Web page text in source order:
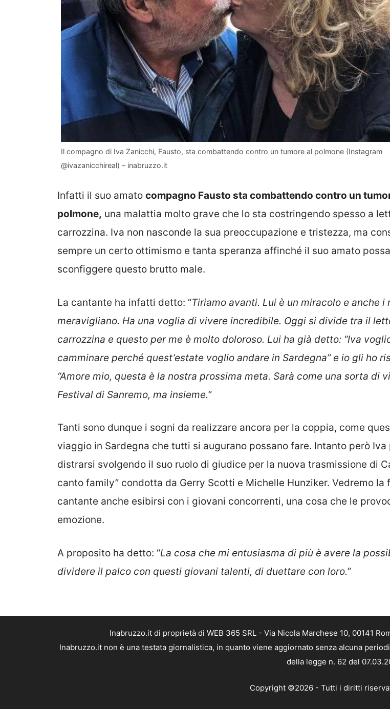
Il compagno di Iva Zanicchi, Fausto, sta combattendo contro un tumore al polmone (Instagram
@ivazanicchireal) – inabruzzo.it
Infatti il suo amato compagno Fausto sta combattendo contro un
polmone, una malattia molto grave che lo sta costringendo spesso a
carrozzina. Iva non nasconde la sua preoccupazione e tristezza, ma
sempre un certo ottimismo e tanta speranza affinché il suo amato possa
sconfiggere questo brutto male.
La cantante ha infatti detto: “Tiriamo avanti. Lui è un miracolo e anche i
meravigliano. Ha una voglia di vivere incredibile. Oggi si divide tra il
carrozzina e questo per me è molto doloroso. Lui ha già detto: “Iva
camminare perché quest’estate voglio andare in Sardegna” e io gli ho
“Amore mio, questa è la nostra prossima meta. Sarà come una sorta di
Festival di Sanremo, ma insieme.”
Tanti sono dunque i sogni da realizzare ancora per la coppia, come
viaggio in Sardegna che tutti si augurano possano fare. Intanto però Iva
distrarsi svolgendo il suo ruolo di giudice per la nuova trasmissione di
canto family” condotta da Gerry Scotti e Michelle Hunziker. Vedremo la
cantante anche esibirsi con i giovani concorrenti, una cosa che le
emozione.
A proposito ha detto: “La cosa che mi entusiasma di più è avere la
dividere il palco con questi giovani talenti, di duettare con loro.”
Inabruzzo.it di proprietà di WEB 365 SRL - Via Nicola Marchese 10, 00141
Inabruzzo.it non è una testata giornalistica, in quanto viene aggiornato senza alcuna
della legge n. 62 del
Copyright ©2026 - Tutti i diritti